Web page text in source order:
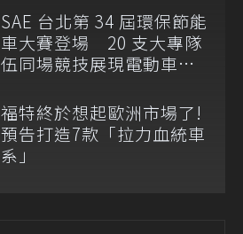
SAE 台北第 34 屆環保節能
車大賽登場 20 支大專隊
伍同場競技展現電動車研
福特終於想起歐洲市場了!
預告打造7款「拉力血統車
系」